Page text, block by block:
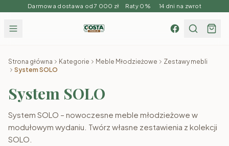
Darmowa dostawa od 7 000 zł Raty 0% 14 dni na zwrot
Strona główna Kategorie Meble Młodzieżowe
Zestawy mebli
System SOLO
System SOLO
System SOLO – nowoczesne meble młodzieżowe w
modułowym wydaniu. Twórz własne zestawienia z kolekcji
SOLO.